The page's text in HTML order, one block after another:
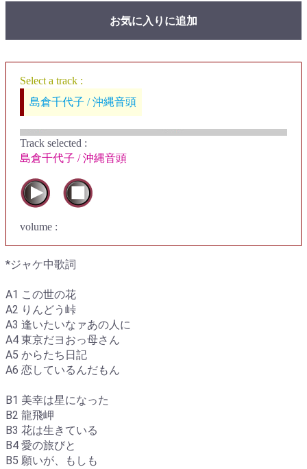
お気に入りに追加
Select a track :
島倉千代子 / 沖縄音頭
Track selected :
島倉千代子 / 沖縄音頭
volume :
*ジャケ中歌詞
A1 この世の花
A2 りんどう峠
A3 逢いたいなァあの人に
A4 東京だヨおっ母さん
A5 からたち日記
A6 恋しているんだもん
B1 美幸は星になった
B2 龍飛岬
B3 花は生きている
B4 愛の旅びと
B5 願いが、もしも